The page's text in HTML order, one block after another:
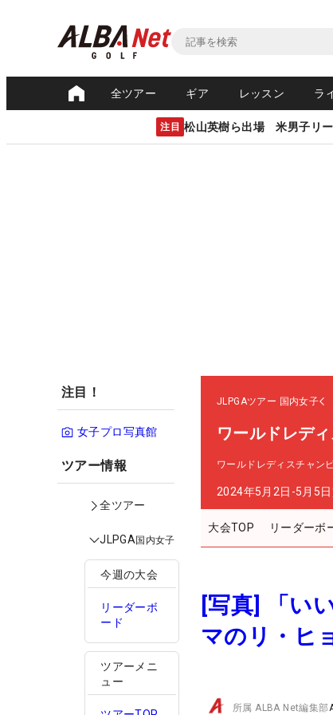
全ツアー ギア レッスン ラ
注目 松山英樹ら出場 米男子リ
注目！
女子プロ写真館
ツアー情報
全ツアー
JLPGA国内女子
今週の大会
リーダーボ
ード
ツアーメニ
ュー
JLPGAツアー 国内女子
ワールドレデ
ワールドレディスチャン
2024年5月2日-5月5日
大会TOP リーダーボ
[写真] 「い
マのリ・ヒ
所属ALBA Net編集部